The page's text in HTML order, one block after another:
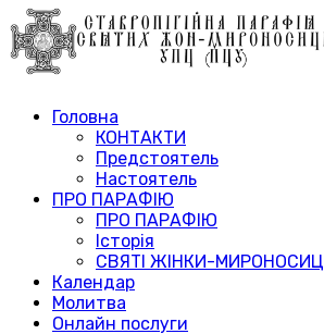
Головна
КОНТАКТИ
Предстоятель
Настоятель
ПРО ПАРАФІЮ
ПРО ПАРАФІЮ
Історія
СВЯТІ ЖІНКИ-МИРОНОСИЦІ
Календар
Молитва
Онлайн послуги